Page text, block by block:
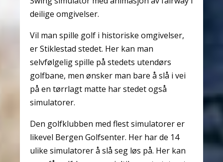
deilige omgivelser.
Vil man spille golf i historiske omgivelser,
er Stiklestad stedet. Her kan man
selvfølgelig spille på stedets utendørs
golfbane, men ønsker man bare å slå i vei
på en tørrlagt matte har stedet også
simulatorer.
Den golfklubben med flest simulatorer er
likevel Bergen Golfsenter. Her har de 14
ulike simulatorer å slå seg løs på. Her kan